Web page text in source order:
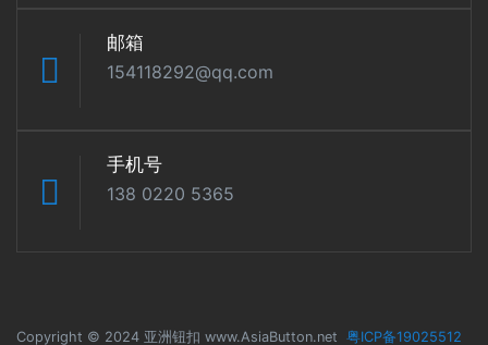
邮箱
154118292@qq.com
手机号
138 0220 5365
Copyright © 2024 亚洲钮扣 www.AsiaButton.net 粤ICP备19025512